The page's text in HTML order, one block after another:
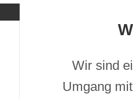
Wir sind
Umgang